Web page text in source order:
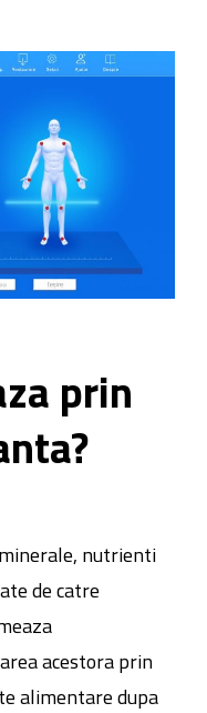
prin
nutrienti
de catre
acestora prin
alimentare dupa